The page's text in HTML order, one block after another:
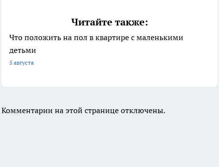
Читайте также:
Что положить на пол в квартире с маленькими
детьми
5 августа
Комментарии на этой странице отключены.